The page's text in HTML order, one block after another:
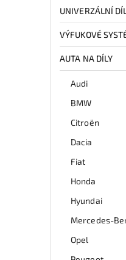
UNIVERZÁLNÍ
VÝFUKOVÉ
AUTA NA DÍLY
Audi
BMW
Citroën
Dacia
Fiat
Honda
Hyundai
Mercedes-
Opel